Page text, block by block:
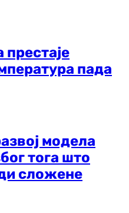
пада
модела
тога што
сложене